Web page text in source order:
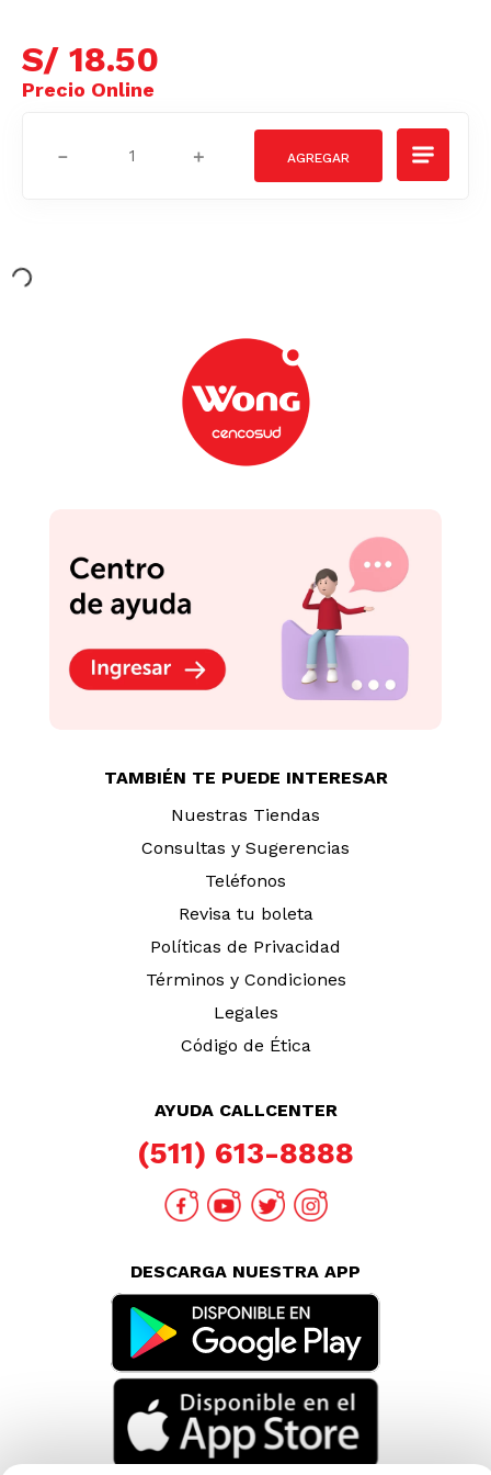
S/ 18.50
＋
－
TAMBIÉN TE PUEDE INTERESAR
Nuestras Tiendas
Consultas y Sugerencias
Teléfonos
Revisa tu boleta
Políticas de Privacidad
Términos y Condiciones
Legales
Código de Ética
AYUDA CALLCENTER
(511) 613-8888
DESCARGA NUESTRA APP